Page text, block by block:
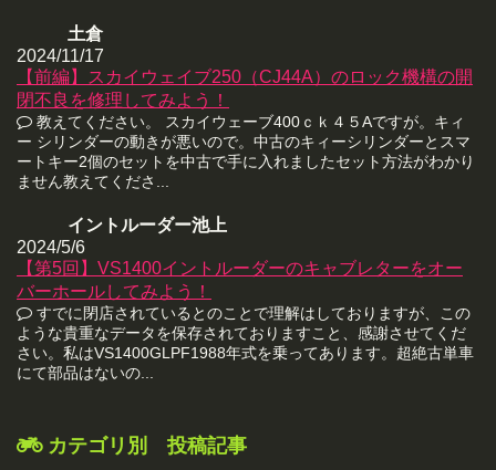
土倉
2024/11/17
【前編】スカイウェイブ250（CJ44A）のロック機構の開
閉不良を修理してみよう！
教えてください。 スカイウェーブ400ｃｋ４５Aですが。キィ
ー シリンダーの動きが悪いので。中古のキィーシリンダーとスマ
ートキー2個のセットを中古で手に入れましたセット方法がわかり
ません教えてくださ...
イントルーダー池上
2024/5/6
【第5回】VS1400イントルーダーのキャブレターをオー
バーホールしてみよう！
すでに閉店されているとのことで理解はしておりますが、この
ような貴重なデータを保存されておりますこと、感謝させてくだ
さい。私はVS1400GLPF1988年式を乗ってあります。超絶古単車
にて部品はないの...
カテゴリ別 投稿記事